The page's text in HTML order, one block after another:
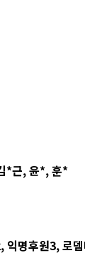
*근, 윤*, 훈*
명후원3, 로